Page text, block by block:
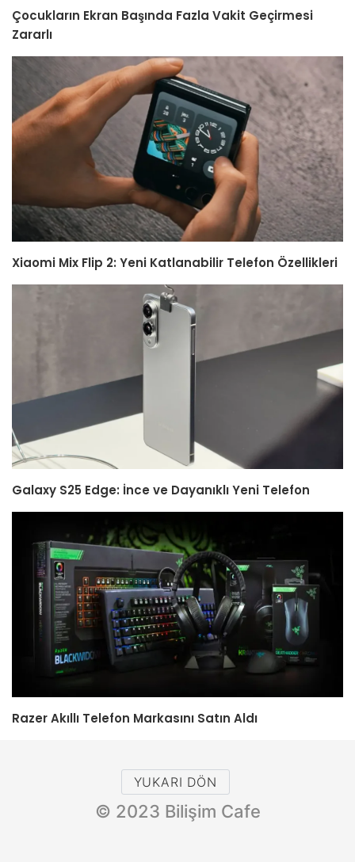
Çocukların Ekran Başında Fazla Vakit Geçirmesi
Zararlı
Xiaomi Mix Flip 2: Yeni Katlanabilir Telefon Özellikleri
Galaxy S25 Edge: İnce ve Dayanıklı Yeni Telefon
Razer Akıllı Telefon Markasını Satın Aldı
YUKARI DÖN
© 2023 Bilişim Cafe